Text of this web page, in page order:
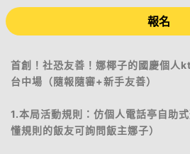
報名
首創！社恐友善！娜椰子的國慶個
台中場（隨報隨審+新手友善）
1.本局活動規則：仿個人電話亭自助
懂規則的飯友可詢問飯主娜子）